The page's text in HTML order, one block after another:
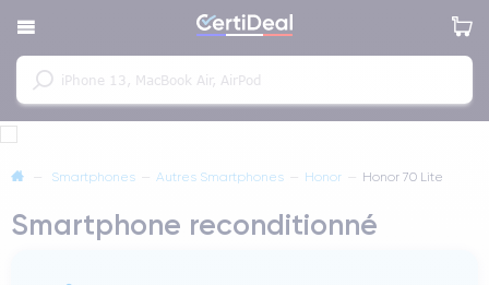
Smartphones Autres Smartphones Honor Honor 70 Lite
Smartphone reconditionné